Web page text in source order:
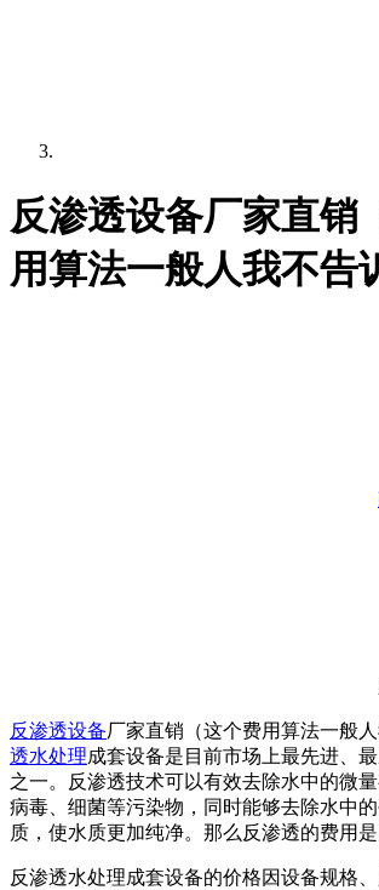
反渗透设备厂家直销
用算法一般人我不告
反渗透设备厂家直销（这个费用算法一般人
透水处理成套设备是目前市场上最先进、
之一。反渗透技术可以有效去除水中的微量
病毒、细菌等污染物，同时能够去除水中
质，使水质更加纯净。那么反渗透的费用
反渗透水处理成套设备的价格因设备规格